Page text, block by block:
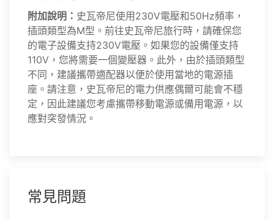
附加說明： 史瓦帝尼使用230V電壓和50Hz頻率，
插頭類型為M型。前往史瓦帝尼旅行時，請確保您
的電子設備支持230V電壓。如果您的設備僅支持
110V，您將需要一個變壓器。此外，由於插頭類型
不同，建議攜帶適配器以便於使用當地的電源插
座。請注意，史瓦帝尼的電力供應偶爾可能會不穩
定，因此建議您考慮攜帶移動電源或備用電源，以
應對突發情況。
常見問題